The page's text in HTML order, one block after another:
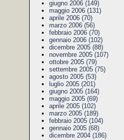
giugno 2006 (149)
maggio 2006 (131)
aprile 2006 (70)
marzo 2006 (56)
febbraio 2006 (70)
gennaio 2006 (102)
dicembre 2005 (88)
novembre 2005 (107)
ottobre 2005 (79)
settembre 2005 (75)
agosto 2005 (53)
luglio 2005 (201)
giugno 2005 (164)
maggio 2005 (69)
aprile 2005 (102)
marzo 2005 (189)
febbraio 2005 (104)
gennaio 2005 (68)
dicembre 2004 (186)